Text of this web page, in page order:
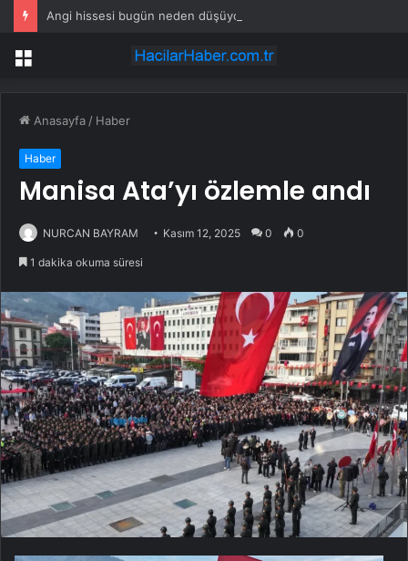
Angi hissesi bugün neden düşüyor?
Menü
Anasayfa / Haber
Haber
Manisa Ata’yı özlemle andı
NURCAN BAYRAM Kasım 12, 2025 0 0
1 dakika okuma süresi